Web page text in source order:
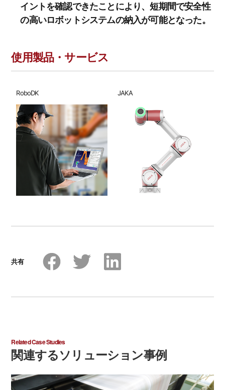
イントを確認できたことにより、短期間で安全性
の高いロボットシステムの納入が可能となった。
使用製品・サービス
RoboDK JAKA
共有
Related Case Studies
関連するソリューション事例